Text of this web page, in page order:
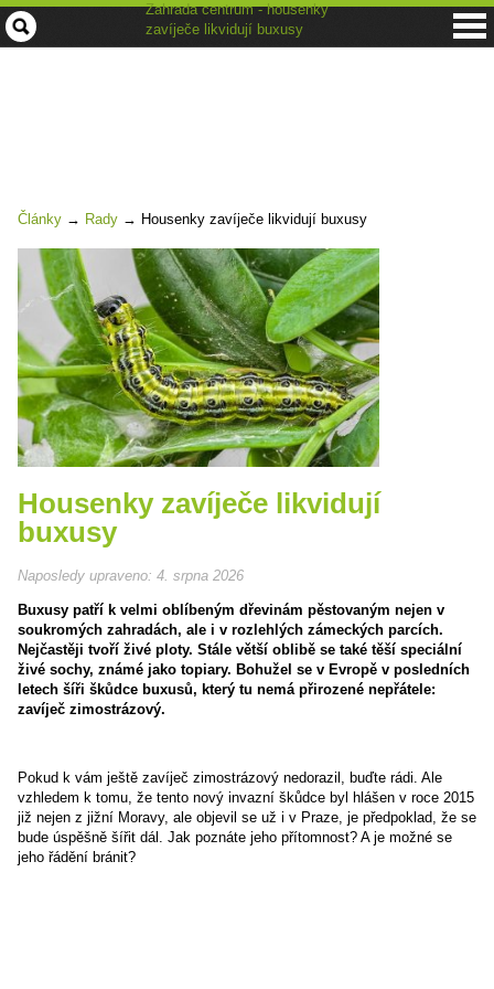
Zahrada centrum - housenky
zavíječe likvidují buxusy
Články → Rady → Housenky zavíječe likvidují buxusy
Housenky zavíječe likvidují
buxusy
Naposledy upraveno: 4. srpna 2026
Buxusy patří k velmi oblíbeným dřevinám pěstovaným nejen v
soukromých zahradách, ale i v rozlehlých zámeckých parcích.
Nejčastěji tvoří živé ploty. Stále větší oblibě se také těší speciální
živé sochy, známé jako topiary. Bohužel se v Evropě v posledních
letech šíři škůdce buxusů, který tu nemá přirozené nepřátele:
zavíječ zimostrázový.
Pokud k vám ještě zavíječ zimostrázový nedorazil, buďte rádi. Ale
vzhledem k tomu, že tento nový invazní škůdce byl hlášen v roce 2015
již nejen z jižní Moravy, ale objevil se už i v Praze, je předpoklad, že se
bude úspěšně šířit dál. Jak poznáte jeho přítomnost? A je možné se
jeho řádění bránit?